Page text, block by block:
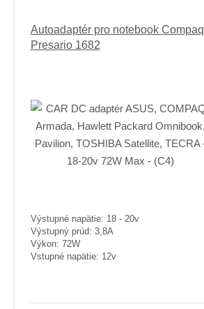
Autoadaptér pro notebook Compaq
Presario 1682
Výstupné napätie: 18 - 20v
Výstupný prúd: 3,8A
Výkon: 72W
Vstupné napätie: 12v